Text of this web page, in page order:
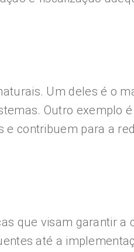
Um deles é o
Outro exemplo
contribuem para a
que visam garantir a
até a